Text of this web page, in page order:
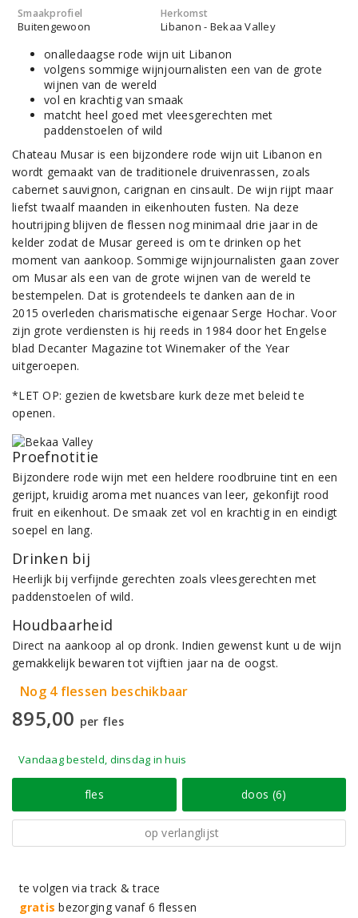
Smaakprofiel
Buitengewoon
Herkomst
Libanon - Bekaa Valley
onalledaagse rode wijn uit Libanon
volgens sommige wijnjournalisten een van de grote
wijnen van de wereld
vol en krachtig van smaak
matcht heel goed met vleesgerechten met
paddenstoelen of wild
Chateau Musar is een bijzondere rode wijn uit Libanon en
wordt gemaakt van de traditionele druivenrassen, zoals
cabernet sauvignon, carignan en cinsault. De wijn rijpt maar
liefst twaalf maanden in eikenhouten fusten. Na deze
houtrijping blijven de flessen nog minimaal drie jaar in de
kelder zodat de Musar gereed is om te drinken op het
moment van aankoop. Sommige wijnjournalisten gaan zover
om Musar als een van de grote wijnen van de wereld te
bestempelen. Dat is grotendeels te danken aan de in
2015 overleden charismatische eigenaar Serge Hochar. Voor
zijn grote verdiensten is hij reeds in 1984 door het Engelse
blad Decanter Magazine tot Winemaker of the Year
uitgeroepen.
*LET OP: gezien de kwetsbare kurk deze met beleid te
openen.
Proefnotitie
Bijzondere rode wijn met een heldere roodbruine tint en een
gerijpt, kruidig aroma met nuances van leer, gekonfijt rood
fruit en eikenhout. De smaak zet vol en krachtig in en eindigt
soepel en lang.
Drinken bij
Heerlijk bij verfijnde gerechten zoals vleesgerechten met
paddenstoelen of wild.
Houdbaarheid
Direct na aankoop al op dronk. Indien gewenst kunt u de wijn
gemakkelijk bewaren tot vijftien jaar na de oogst.
Nog 4 flessen beschikbaar
895,00 per fles
Vandaag besteld, dinsdag in huis
fles doos (6)
op verlanglijst
te volgen via track & trace
gratis bezorging vanaf 6 flessen